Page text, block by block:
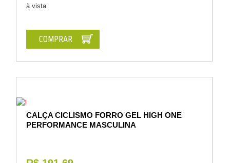
à vista
COMPRAR
CALÇA CICLISMO FORRO GEL HIGH ONE
PERFORMANCE MASCULINA